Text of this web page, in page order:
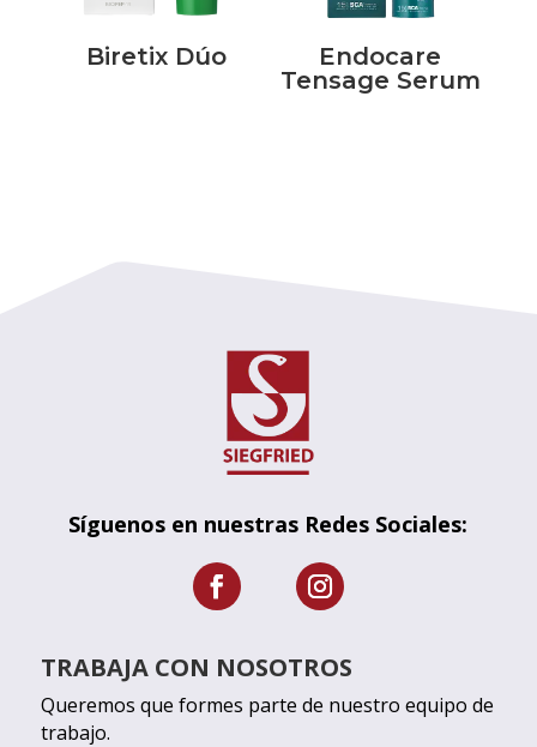
Biretix Dúo
Endocare
Tensage Serum
Síguenos en nuestras Redes Sociales:
TRABAJA CON NOSOTROS
Queremos que formes parte de nuestro equipo de
trabajo.